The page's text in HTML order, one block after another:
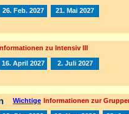
26. Feb. 2027 21. Mai 2027
zu Intensiv III
16. April 2027 2. Juli 2027
Wichtige Informationen zur